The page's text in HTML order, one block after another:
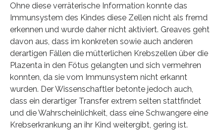
Ohne diese verräterische Information konnte das
Immunsystem des Kindes diese Zellen nicht als fremd
erkennen und wurde daher nicht aktiviert. Greaves geht
davon aus, dass im konkreten sowie auch anderen
derartigen Fällen die mütterlichen Krebszellen über die
Plazenta in den Fötus gelangten und sich vermehren
konnten, da sie vom Immunsystem nicht erkannt
wurden. Der Wissenschaftler betonte jedoch auch,
dass ein derartiger Transfer extrem selten stattfindet
und die Wahrscheinlichkeit, dass eine Schwangere eine
Krebserkrankung an ihr Kind weitergibt, gering ist.